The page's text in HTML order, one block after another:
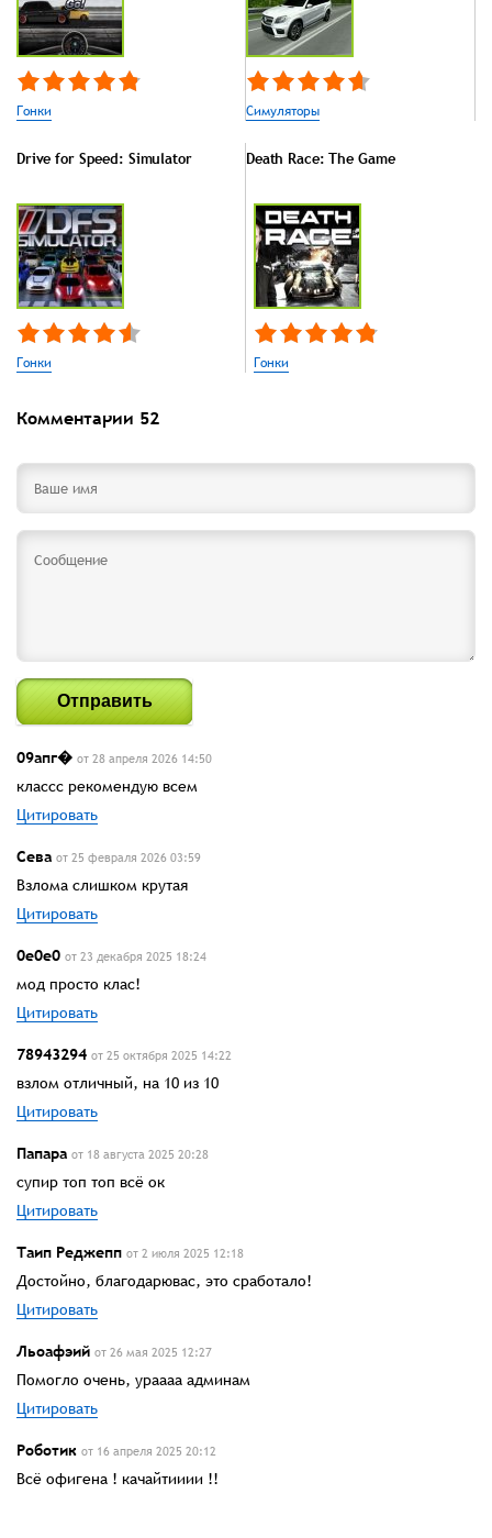
Гонки Симуляторы
Drive for Speed: Simulator
Гонки
Death Race: The Game
Гонки
Комментарии 52
Отправить
09апг� от 28 апреля 2026 14:50
классс рекомендую всем
Цитировать
Сева от 25 февраля 2026 03:59
Взлома слишком крутая
Цитировать
0e0e0 от 23 декабря 2025 18:24
мод просто клас!
Цитировать
78943294 от 25 октября 2025 14:22
взлом отличный, на 10 из 10
Цитировать
Папара от 18 августа 2025 20:28
супир топ топ всё ок
Цитировать
Таип Реджепп от 2 июля 2025 12:18
Достойно, благодарювас, это сработало!
Цитировать
Льоафэий от 26 мая 2025 12:27
Помогло очень, ураааа админам
Цитировать
Роботик от 16 апреля 2025 20:12
Всё офигена ! качайтииии !!